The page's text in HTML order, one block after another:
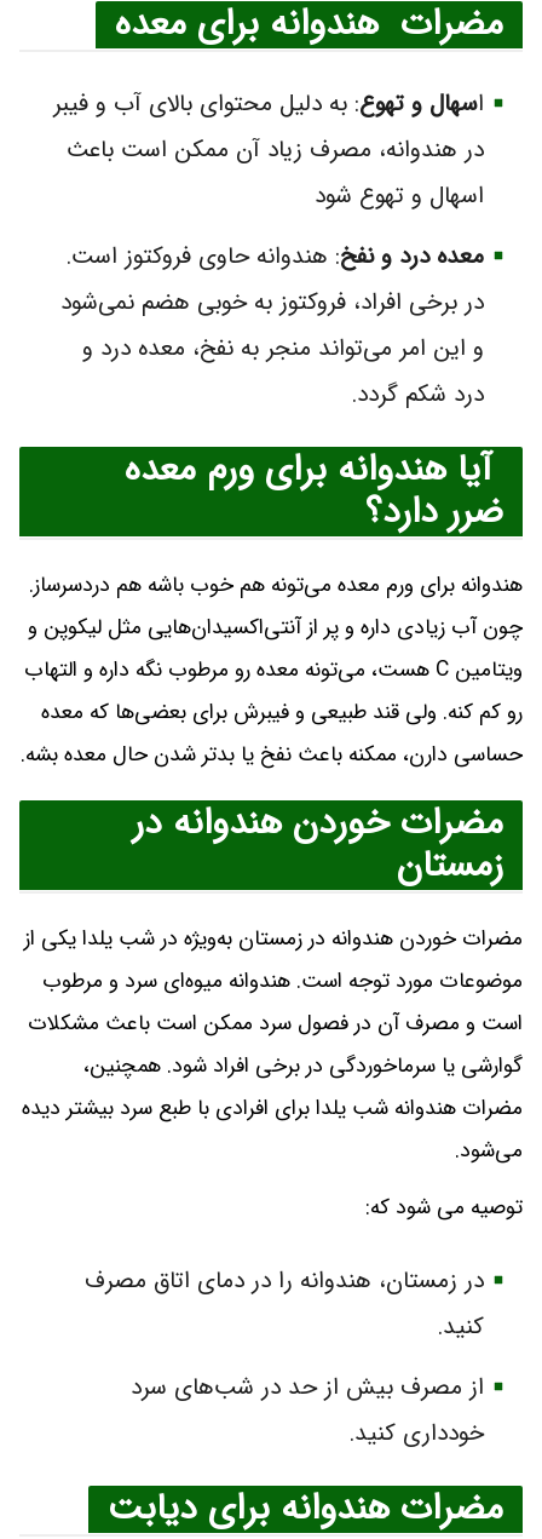
مضرات هندوانه برای معده
اسهال و تهوع: به دلیل محتوای بالای آب و فیبر
در هندوانه، مصرف زیاد آن ممکن است باعث
اسهال و تهوع شود
معده درد و نفخ: هندوانه حاوی فروکتوز است.
در برخی افراد، فروکتوز به خوبی هضم نمی‌شود
و این امر می‌تواند منجر به نفخ، معده درد و
درد شکم گردد.
آیا هندوانه برای ورم معده
ضرر دارد؟
هندوانه برای ورم معده می‌تونه هم خوب باشه هم دردسرساز.
چون آب زیادی داره و پر از آنتی‌اکسیدان‌هایی مثل لیکوپن و
ویتامین C هست، می‌تونه معده رو مرطوب نگه داره و التهاب
رو کم کنه. ولی قند طبیعی و فیبرش برای بعضی‌ها که معده
حساسی دارن، ممکنه باعث نفخ یا بدتر شدن حال معده بشه.
مضرات خوردن هندوانه در
زمستان
مضرات خوردن هندوانه در زمستان به‌ویژه در شب یلدا یکی از
موضوعات مورد توجه است. هندوانه میوه‌ای سرد و مرطوب
است و مصرف آن در فصول سرد ممکن است باعث مشکلات
گوارشی یا سرماخوردگی در برخی افراد شود. همچنین،
مضرات هندوانه شب یلدا برای افرادی با طبع سرد بیشتر دیده
می‌شود.
توصیه می شود که:
در زمستان، هندوانه را در دمای اتاق مصرف
کنید.
از مصرف بیش از حد در شب‌های سرد
خودداری کنید.
مضرات هندوانه برای دیابت